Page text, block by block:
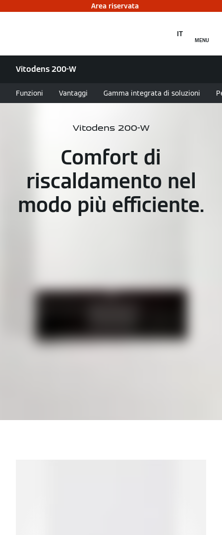
Area riservata
MENU
IT
Vitodens 200-W
Funzioni Vantaggi Gamma integrata di soluzioni
Vitodens 200-W
Comfort di
riscaldamento nel
modo più efficiente.